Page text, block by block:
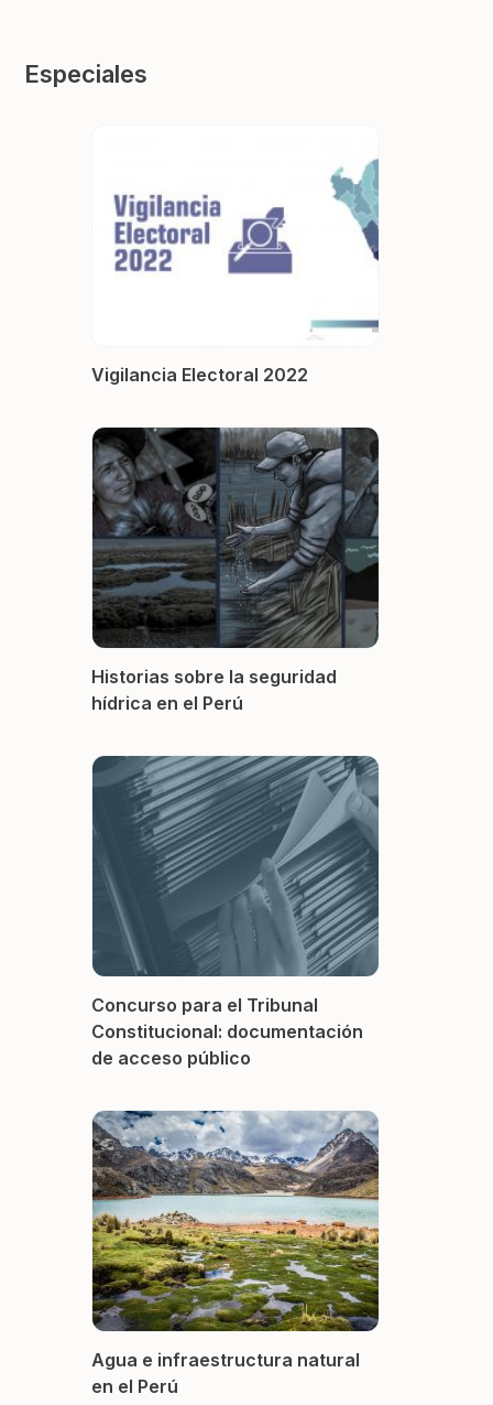
Especiales
Vigilancia Electoral 2022
Historias sobre la seguridad
hídrica en el Perú
Concurso para el Tribunal
Constitucional: documentación
de acceso público
Agua e infraestructura natural
en el Perú